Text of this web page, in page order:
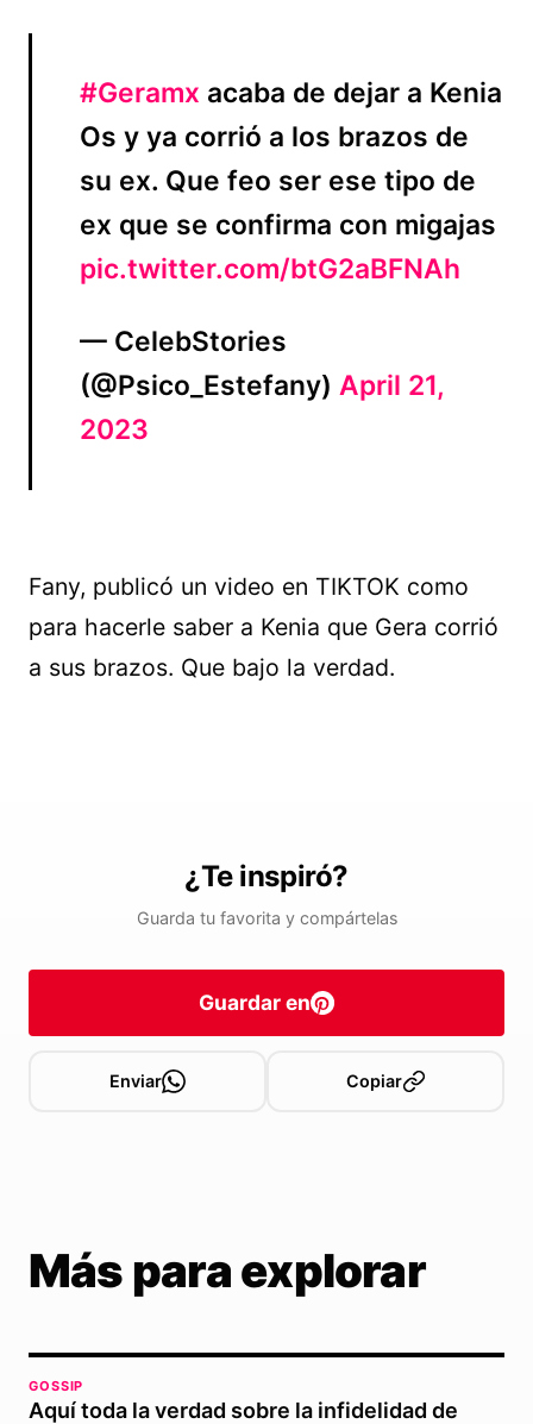
#Geramx acaba de dejar a Kenia
Os y ya corrió a los brazos de
su ex. Que feo ser ese tipo de
ex que se confirma con migajas
pic.twitter.com/btG2aBFNAh
— CelebStories
(@Psico_Estefany) April 21,
2023
Fany, publicó un video en TIKTOK como
para hacerle saber a Kenia que Gera corrió
a sus brazos. Que bajo la verdad.
¿Te inspiró?
Guarda tu favorita y compártelas
Guardar en
Enviar Copiar
Más para explorar
GOSSIP
Aquí toda la verdad sobre la infidelidad de